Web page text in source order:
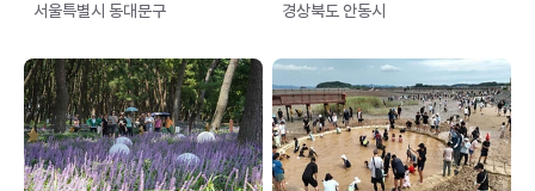
서울특별시 동대문구
경상북도 안동시